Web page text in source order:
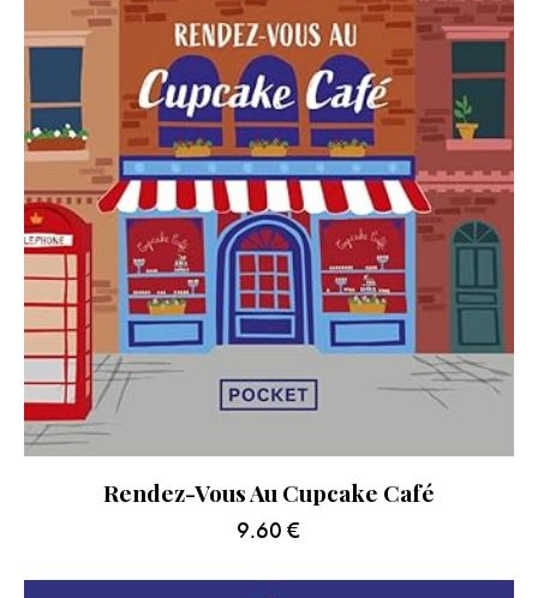
Rendez-Vous Au Cupcake Café
9.60 €